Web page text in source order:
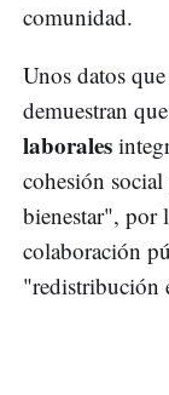
comunidad.
Unos datos
demuestran
laborales
cohesión
bienestar", por
colaboración
"redistribución